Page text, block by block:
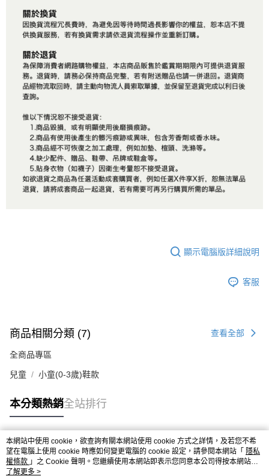
顯示電腦版詳細說明
客服
商品相關分類 (7) 查看全部
全商品專區
兒童 小童(0-3歲)鞋款
本分類熱銷全站排行
熱門標籤
本網站中使用 cookie，欲查詢有關本網站使用 cookie 方式之詳情，及若您不希
望在電腦上使用 cookie 時應如何變更電腦的 cookie 設定，請參閱本網站「 隱私
權條款 」之 Cookie 聲明。您繼續使用本網站即表示您同意本公司得按本網站使
用條款之 Cookie 聲明使用 cookie。
了解更多 >